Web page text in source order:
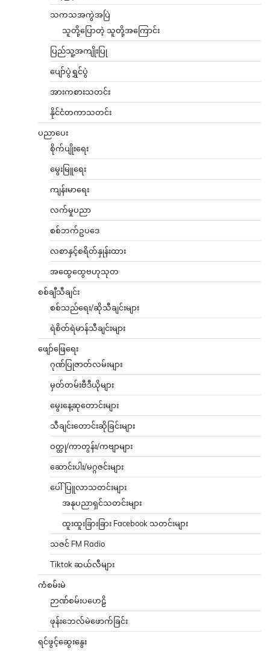
သကသအကွဲအပြဲ
သူတို့ပြောတဲ့ သူတို့အကြောင်း
ပြည်သူ့အကျိုးပြု
ပျော်ပွဲရွှင်ပွဲ
အားကစားသတင်း
နိုင်ငံတကာသတင်း
ပညာပေး
စိုက်ပျိုးရေး
မွေးမြူရေး
ကျန်းမာရေး
လက်မှုပညာ
စစ်ဘက်ဥပဒေ
လစာနှင့်စရိတ်နှုန်းထား
အထွေထွေဗဟုသုတ
စစ်ချီသီချင်း
စစ်သည်ရေး/ဆိုသီချင်းများ
ရဲစိတ်ရဲမာန်သီချင်းများ
ဖျော်ဖြေရေး
ဂုဏ်ပြုဇာတ်လမ်းများ
မှတ်တမ်းဗီဒီယိုများ
မွေးနေ့ဆုတောင်းများ
သီချင်းတောင်းဆိုခြင်းများ
ဝတ္ထု/ကာတွန်း/ကဗျာများ
ဆောင်းပါး/မဂ္ဂဇင်းများ
ပေါ်ပြူလာသတင်းများ
အနုပညာရှင်သတင်းများ
ထူးထူးခြားခြား Facebook သတင်းများ
သဇင် FM Radio
Tiktok ဆယ်လီများ
ကံစမ်းမဲ
ဉာဏ်စမ်းပဟေဠိ
ဖုန်းဘေလ်မဲဖောက်ခြင်း
ရင်ဖွင့်ဆွေးနွေး